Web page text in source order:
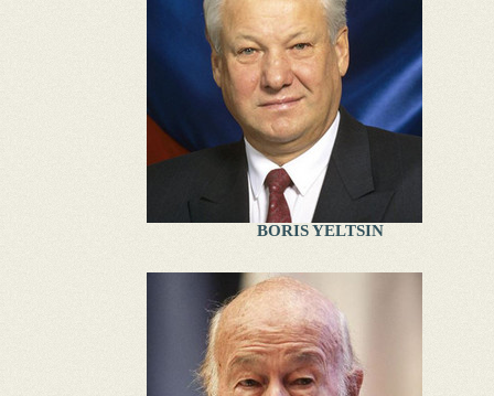
BORIS YELTSIN